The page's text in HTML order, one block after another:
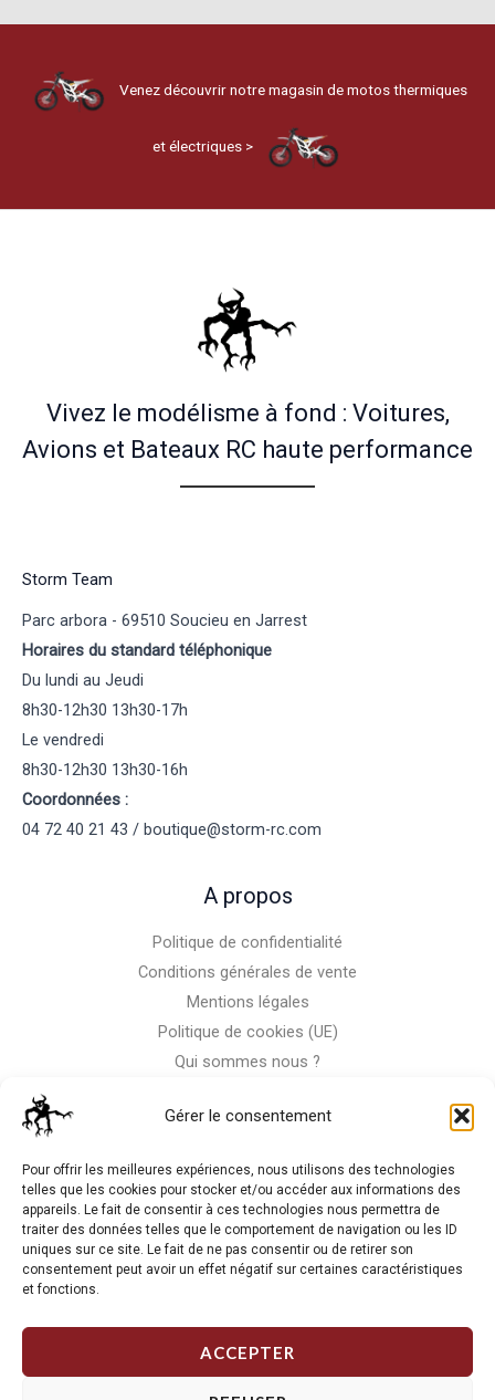
Gérer le consentement
Pour offrir les meilleures expériences, nous utilisons des technologies
telles que les cookies pour stocker et/ou accéder aux informations des
appareils. Le fait de consentir à ces technologies nous permettra de
traiter des données telles que le comportement de navigation ou les ID
uniques sur ce site. Le fait de ne pas consentir ou de retirer son
consentement peut avoir un effet négatif sur certaines caractéristiques
et fonctions.
ACCEPTER
Venez découvrir notre magasin de motos thermiques
et électriques >
Vivez le modélisme à fond : Voitures,
Avions et Bateaux RC haute performance
Storm Team
Parc arbora - 69510 Soucieu en Jarrest
Horaires du standard téléphonique
Du lundi au Jeudi
8h30-12h30 13h30-17h
Le vendredi
8h30-12h30 13h30-16h
Coordonnées :
04 72 40 21 43 / boutique@storm-rc.com
A propos
Politique de confidentialité
Conditions générales de vente
Mentions légales
Politique de cookies (UE)
Qui sommes nous ?
La RC n'est pas notre seule passion, venez visiter notre shop
de motos